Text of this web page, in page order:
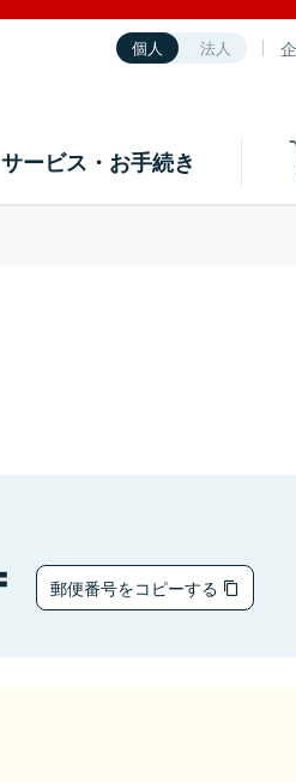
個人 法人
サービス・お手続き
郵便番号をコピーする